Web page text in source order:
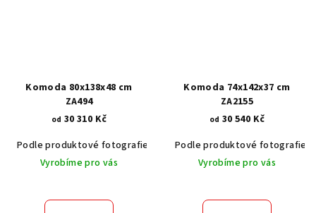
Komoda 80x138x48 cm
ZA494
od 30 310 Kč
Podle produktové fotografie
Akát vintage BT1551
Dub světlý
Vyrobíme pro vás
Komoda 74x142x37 cm
ZA2155
od 30 540 Kč
Podle produktové fotografie
Vyrobíme pro vás